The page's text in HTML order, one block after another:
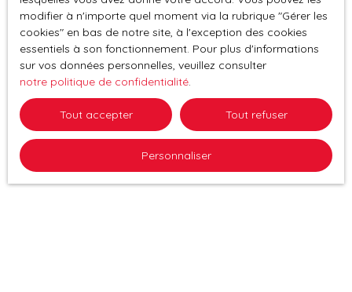
modifier à n'importe quel moment via la rubrique ″Gérer les
cookies″ en bas de notre site, à l'exception des cookies
essentiels à son fonctionnement. Pour plus d'informations
sur vos données personnelles, veuillez consulter
notre politique de confidentialité.
Tout accepter Tout refuser
Personnaliser